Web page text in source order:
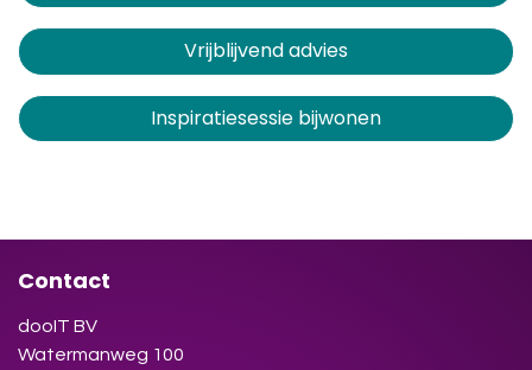
Vrijblijvend advies
Inspiratiesessie bijwonen
Contact
dooIT BV
Watermanweg 100